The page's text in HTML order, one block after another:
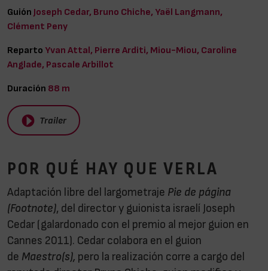
Guión Joseph Cedar, Bruno Chiche, Yaël Langmann,
Clément Peny
Reparto Yvan Attal, Pierre Arditi, Miou-Miou, Caroline
Anglade, Pascale Arbillot
Duración 88 m
Trailer
POR QUÉ HAY QUE VERLA
Adaptación libre del largometraje Pie de página
(Footnote), del director y guionista israelí Joseph
Cedar (galardonado con el premio al mejor guion en
Cannes 2011). Cedar colabora en el guion
de Maestro(s), pero la realización corre a cargo del